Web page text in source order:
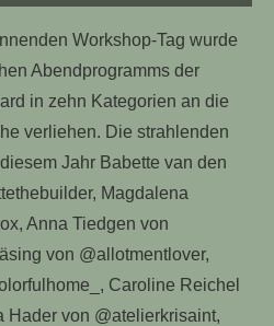
Workshop-Tag wurde
Abendprogramms der
in zehn Kategorien an die
verliehen. Die strahlenden
Jahr Babette van den
Magdalena
Anna Tiedgen von
von @allotmentlover,
Caroline Reichel
Hader von @atelierkrisaint,